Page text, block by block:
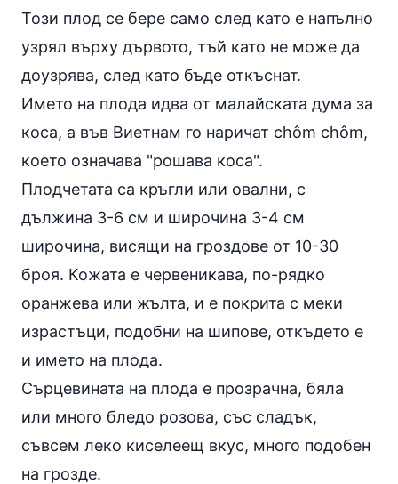
Този плод се бере само след като е напълно
узрял върху дървото, тъй като не може да
доузрява, след като бъде откъснат.
Името на плода идва от малайската дума за
коса, а във Виетнам го наричат chôm chôm,
което означава "рошава коса".
Плодчетата са кръгли или овални, с
дължина 3-6 см и широчина 3-4 см
широчина, висящи на гроздове от 10-30
броя. Кожата е червеникава, по-рядко
оранжева или жълта, и е покрита с меки
израстъци, подобни на шипове, откъдето е
и името на плода.
Сърцевината на плода е прозрачна, бяла
или много бледо розова, със сладък,
съвсем леко киселеещ вкус, много подобен
на грозде.